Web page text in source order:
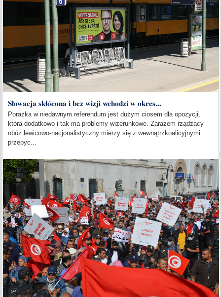
Słowacja skłócona i bez wizji wchodzi w okres...
Porażka w niedawnym referendum jest dużym ciosem dla opozycji,
która dodatkowo i tak ma problemy wizerunkowe. Zarazem rządzący
obóz lewicowo-nacjonalistyczny mierzy się z wewnątrzkoalicyjnymi
przepyc...